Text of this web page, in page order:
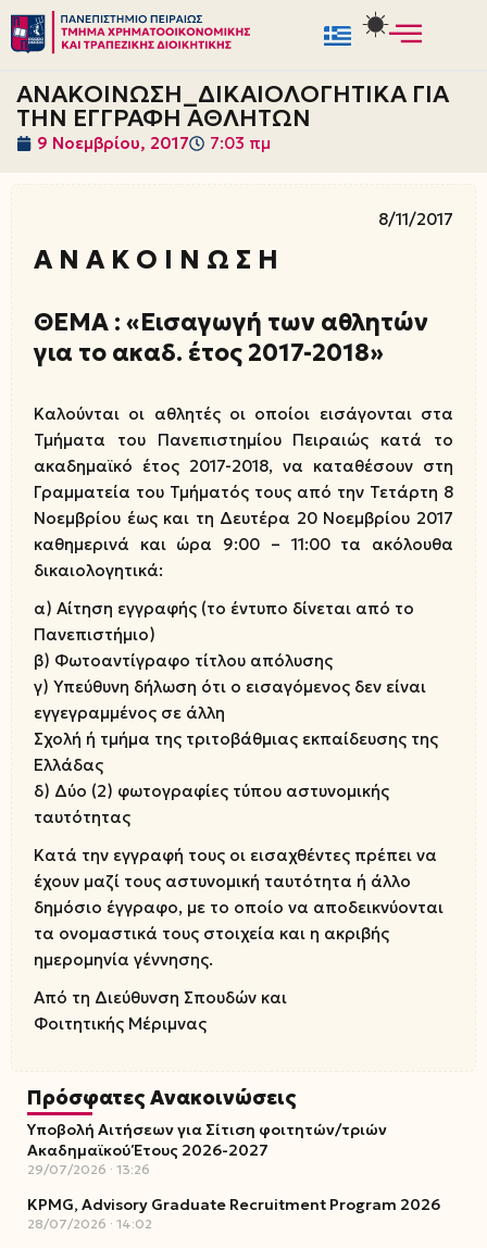
Μεταπηδήστε
στο
περιεχόμενο
ΑΝΑΚΟΙΝΩΣΗ_ΔΙΚΑΙΟΛΟΓΗΤΙΚΑ ΓΙΑ
ΤΗΝ ΕΓΓΡΑΦΗ ΑΘΛΗΤΩΝ
9 Νοεμβρίου, 2017 7:03 πμ
8/11/2017
Α Ν Α Κ Ο Ι Ν Ω Σ Η
ΘΕΜΑ : «Εισαγωγή των αθλητών
για το ακαδ. έτος 2017-2018»
Καλούνται οι αθλητές οι οποίοι εισάγονται στα
Τμήματα του Πανεπιστημίου Πειραιώς κατά το
ακαδημαϊκό έτος 2017-2018, να καταθέσουν στη
Γραμματεία του Τμήματός τους από την Τετάρτη 8
Νοεμβρίου έως και τη Δευτέρα 20 Νοεμβρίου 2017
καθημερινά και ώρα 9:00 – 11:00 τα ακόλουθα
δικαιολογητικά:
α) Αίτηση εγγραφής (το έντυπο δίνεται από το
Πανεπιστήμιο)
β) Φωτοαντίγραφο τίτλου απόλυσης
γ) Yπεύθυνη δήλωση ότι ο εισαγόμενος δεν είναι
εγγεγραμμένος σε άλλη
Σχολή ή τμήμα της τριτοβάθμιας εκπαίδευσης της
Eλλάδας
δ) Δύο (2) φωτογραφίες τύπου αστυνομικής
ταυτότητας
Κατά την εγγραφή τους οι εισαχθέντες πρέπει να
έχουν μαζί τους αστυνομική ταυτότητα ή άλλο
δημόσιο έγγραφο, με το οποίο να αποδεικνύονται
τα ονομαστικά τους στοιχεία και η ακριβής
ημερομηνία γέννησης.
Από τη Διεύθυνση Σπουδών και
Φοιτητικής Μέριμνας
Πρόσφατες Ανακοινώσεις
Υποβολή Αιτήσεων για Σίτιση φοιτητών/τριών
Ακαδημαϊκού Έτους 2026-2027
29/07/2026 13:26
KPMG, Advisory Graduate Recruitment Program 2026
28/07/2026 14:02